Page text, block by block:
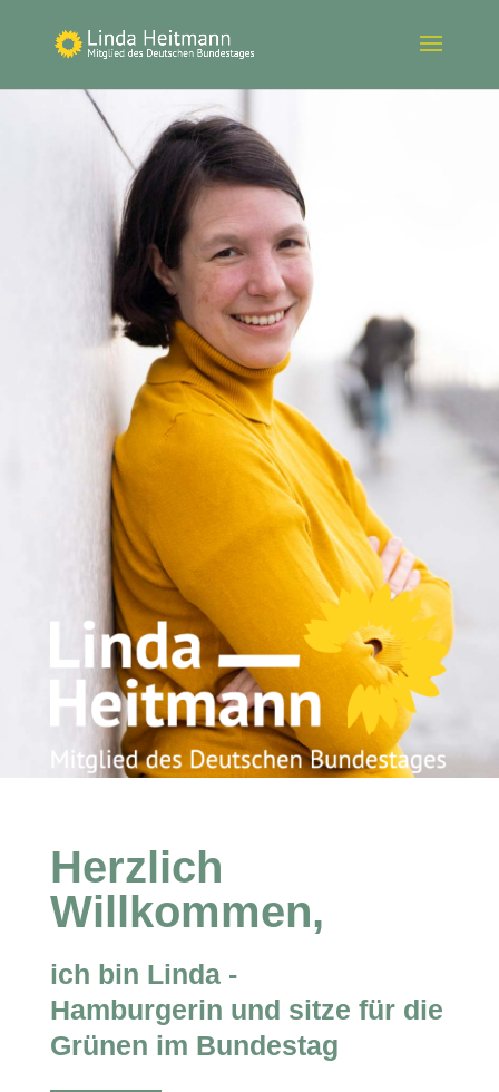
Herzlich
Willkommen,
ich bin Linda -
Hamburgerin und sitze für die
Grünen im Bundestag